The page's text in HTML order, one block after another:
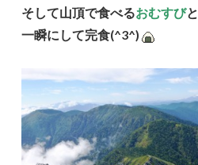
そして山頂で食べるおむすびと
一瞬にして完食(^3^)